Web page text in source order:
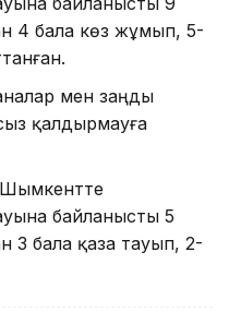
4 бала көз жұмып, 5-
мен заңды
қалдырмауға
байланысты 5
3 бала қаза тауып, 2-